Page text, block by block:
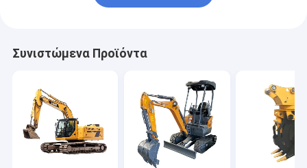
Συνιστώμενα Προϊόντα